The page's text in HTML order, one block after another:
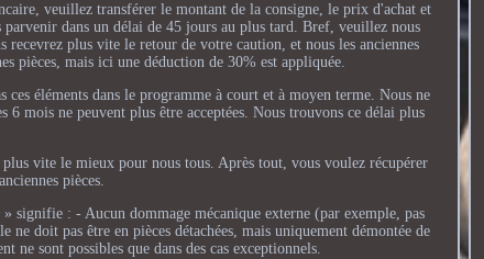
veuillez transférer le montant de la consigne, le prix d'achat et
dans un délai de 45 jours au plus tard. Bref, veuillez nous
plus vite le retour de votre caution, et nous les anciennes
pièces, mais ici une déduction de 30% est appliquée.
éléments dans le programme à court et à moyen terme. Nous ne
6 mois ne peuvent plus être acceptées. Nous trouvons ce délai plus
vite le mieux pour nous tous. Après tout, vous voulez récupérer
pièces.
signifie : - Aucun dommage mécanique externe (par exemple, pas
ne doit pas être en pièces détachées, mais uniquement démontée de
ne sont possibles que dans des cas exceptionnels.